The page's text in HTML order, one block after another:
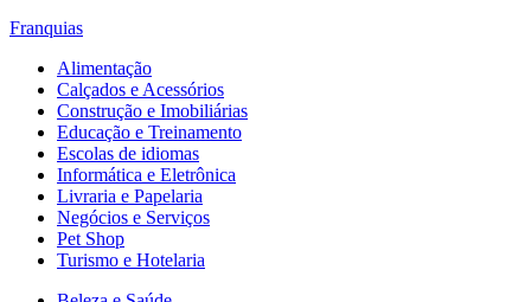
Franquias
Alimentação
Calçados e Acessórios
Construção e Imobiliárias
Educação e Treinamento
Escolas de idiomas
Informática e Eletrônica
Livraria e Papelaria
Negócios e Serviços
Pet Shop
Turismo e Hotelaria